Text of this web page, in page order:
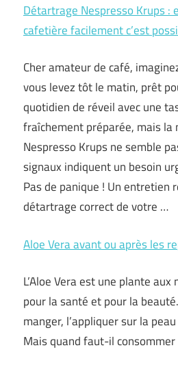
Détartrage Nespresso Krups :
cafetière facilement c’est
Cher amateur de café,
vous levez tôt le matin, prêt
quotidien de réveil avec une
fraîchement préparée, mais la
Nespresso Krups ne semble
signaux indiquent un besoin
Pas de panique ! Un entretien
détartrage correct de votre …
Aloe Vera avant ou après les
L’Aloe Vera est une plante
pour la santé et pour la
manger, l’appliquer sur la
Mais quand faut-il consommer